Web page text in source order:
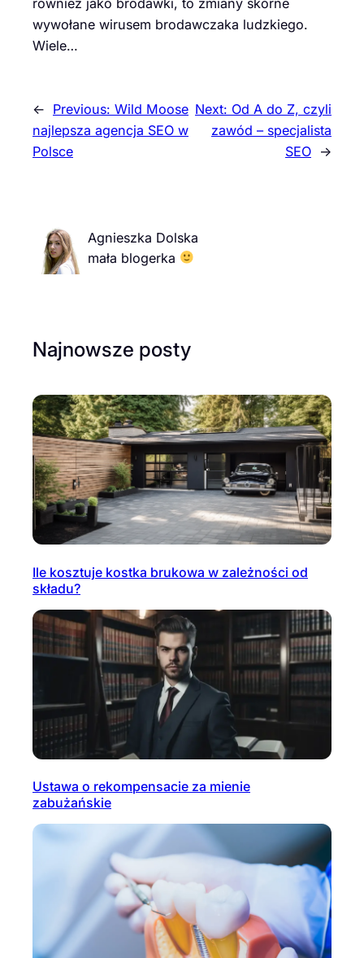
wywołane wirusem brodawczaka ludzkiego.
Wiele…
← Previous: Wild Moose
najlepsza agencja SEO w
Polsce
Next: Od A do Z, czyli
zawód – specjalista
SEO →
Agnieszka Dolska
mała blogerka
Najnowsze posty
Ile kosztuje kostka brukowa w zależności od
składu?
Ustawa o rekompensacie za mienie
zabużańskie